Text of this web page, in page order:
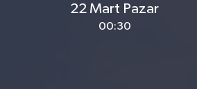
22 Mart Pazar
00:30